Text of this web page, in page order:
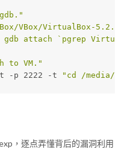
VBox/VirtualBox-
gdb attach `pgrep
to VM."
-p 2222 -t
"cd /media/
，逐点弄懂背后的漏洞利用